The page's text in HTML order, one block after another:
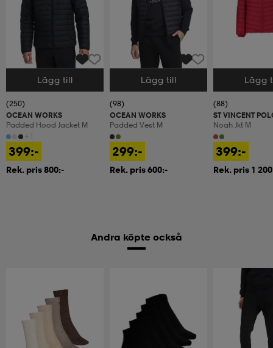
Välj storlek
Lägg till
(250)
OCEAN WORKS
Padded Hood Jacket M
399:-
Rek. pris 800:-
Välj storlek
Lägg till
(98)
OCEAN WORKS
Padded Vest M
299:-
Rek. pris 600:-
Välj storlek
Lägg
(88)
ST VINCENT
Noah Jkt M
399:-
Rek. pris 1
Andra köpte också